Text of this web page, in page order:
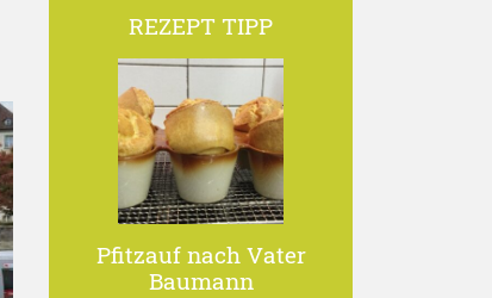
REZEPT TIPP
Pfitzauf nach Vater
Baumann